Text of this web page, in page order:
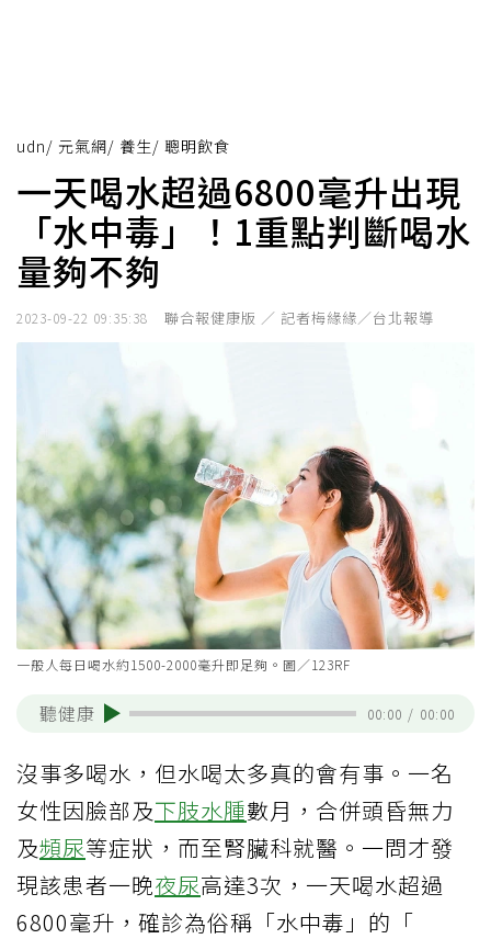
udn/ 元氣網/ 養生/ 聰明飲食
一天喝水超過6800毫升出現
「水中毒」！1重點判斷喝水
量夠不夠
2023-09-22 09:35:38 聯合報健康版 ／ 記者梅緣緣／台北報導
一般人每日喝水約1500-2000毫升即足夠。圖／123RF
聽健康 00:00 / 00:00
沒事多喝水，但水喝太多真的會有事。一名
女性因臉部及下肢水腫數月，合併頭昏無力
及頻尿等症狀，而至腎臟科就醫。一問才發
現該患者一晚夜尿高達3次，一天喝水超過
6800毫升，確診為俗稱「水中毒」的「